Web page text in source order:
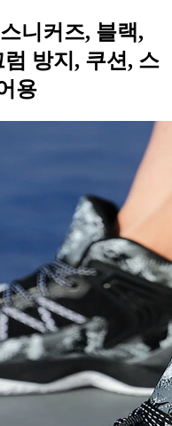
니커즈, 블랙,
방지, 쿠션, 스
용